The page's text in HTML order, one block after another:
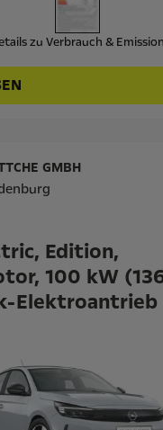
zu Verbrauch & Emission
Edition,
100 kW
Elektroantrieb
GMBH